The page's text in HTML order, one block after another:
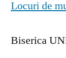
Locuri de
Biserica